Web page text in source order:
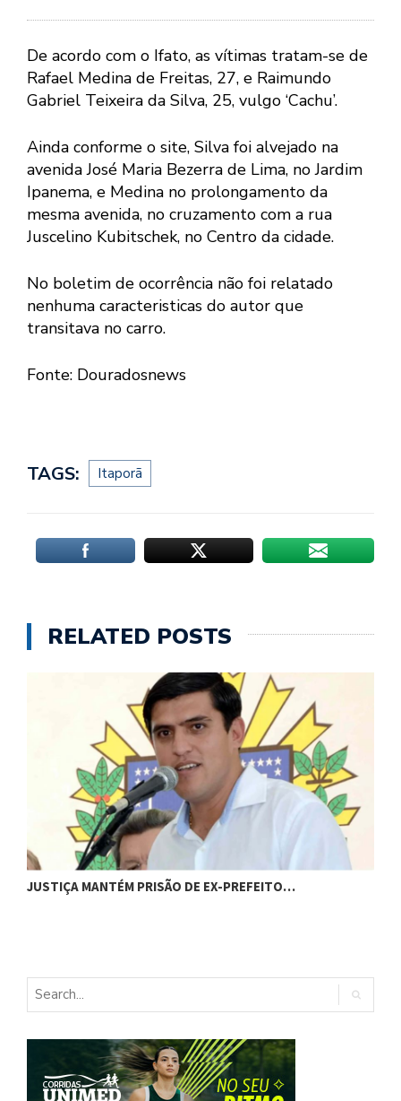
De acordo com o Ifato, as vítimas tratam-se de
Rafael Medina de Freitas, 27, e Raimundo
Gabriel Teixeira da Silva, 25, vulgo ‘Cachu’.
Ainda conforme o site, Silva foi alvejado na
avenida José Maria Bezerra de Lima, no Jardim
Ipanema, e Medina no prolongamento da
mesma avenida, no cruzamento com a rua
Juscelino Kubitschek, no Centro da cidade.
No boletim de ocorrência não foi relatado
nenhuma caracteristicas do autor que
transitava no carro.
Fonte: Douradosnews
TAGS: Itaporã
RELATED POSTS
JUSTIÇA MANTÉM PRISÃO DE EX-PREFEITO…